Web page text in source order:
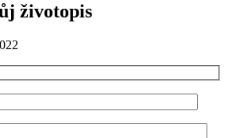
životopis